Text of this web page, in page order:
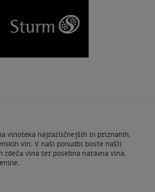
vinoteka najrazličnejših in priznanih,
vin. V naši ponudbi boste našli
rdeča vina ter posebna naravna vina,